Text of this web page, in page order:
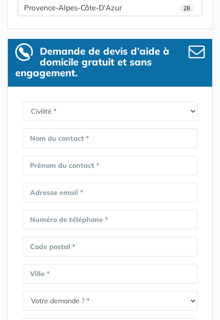
Provence-Alpes-Côte-D'Azur 28
Demande de devis d’aide à
domicile gratuit et sans
engagement.
Nom du contact *
Prénom du contact *
Adresse email *
Numéro de téléphone *
Code postal *
Ville *